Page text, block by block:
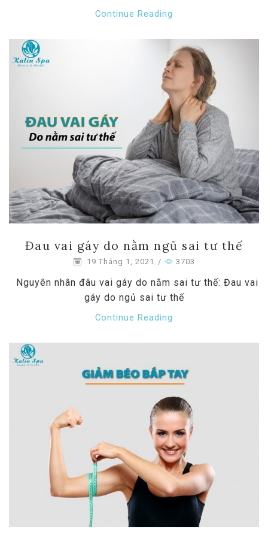
Continue Reading
Đau vai gáy do nằm ngủ sai tư thế
19 Tháng 1, 2021 / 3703
Nguyên nhân đâu vai gáy do nằm sai tư thế: Đau vai
gáy do ngủ sai tư thế
Continue Reading